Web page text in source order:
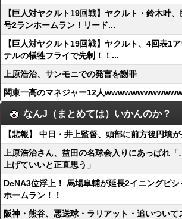
【巨人対ヤクルト19回戦】ヤクルト・鈴木叶
号2ランホームラン！リード...
【巨人対ヤクルト19回戦】ヤクルト、4回表1
テルの犠牲フライで先制！！...
上原浩治、サンモニでの発言を謝罪
関東一高のマネジャー12人
なんJ（まとめては）いかんのか？
【悲報】 中日・井上監督、頭部に前方後円墳
上原浩治さん、益田の名球会入りにあっぱれ
上げていいと正直思う」
DeNA3位浮上！ 馬場皐輔が延長2イニングピ
ホームラン！！
阪神・熊谷、悪送球・ラリアット・追いつい